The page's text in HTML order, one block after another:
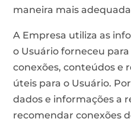
maneira mais
A Empresa utiliza as
o Usuário forneceu
conexões, conteúdos e
úteis para o Usuário.
dados e informações a
recomendar conexões